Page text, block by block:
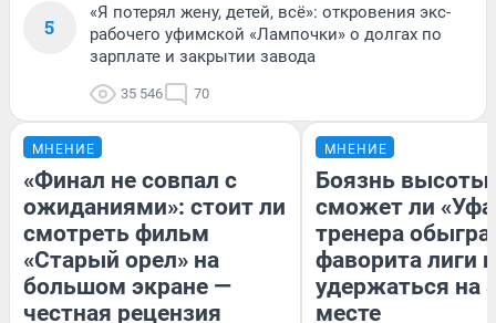
5
«Я потерял жену, детей, всё»: откровения экс-
рабочего уфимской «Лампочки» о долгах по
зарплате и закрытии завода
35 546 70
МНЕНИЕ
«Финал не совпал с
ожиданиями»: стоит ли
смотреть фильм
«Старый орел» на
большом экране —
честная рецензия
МНЕНИЕ
Боязнь высоты:
сможет ли
тренера
фаворита лиги и
удержаться на
месте